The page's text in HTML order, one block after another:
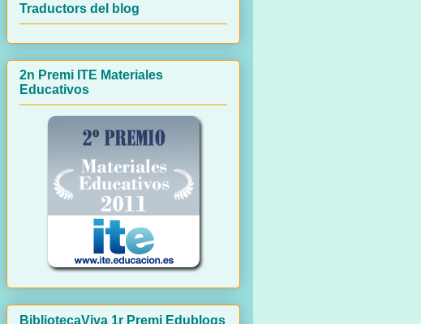
Traductors del blog
2n Premi ITE Materiales
Educativos
BibliotecaViva 1r Premi Edublogs